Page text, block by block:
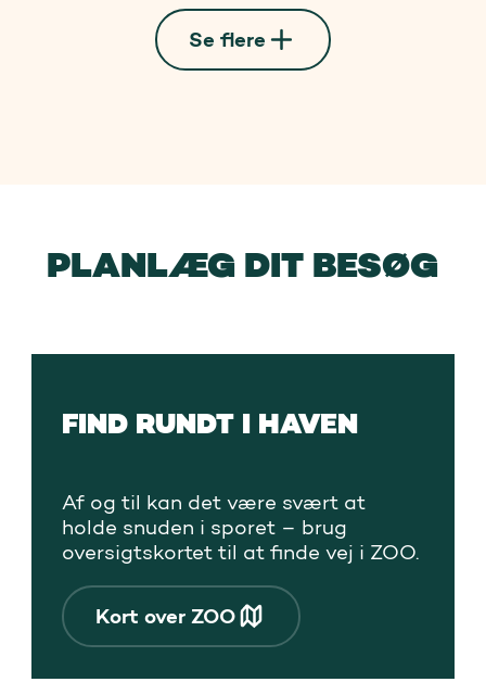
Se flere
PLANLÆG DIT BESØG
FIND RUNDT I HAVEN
Af og til kan det være svært at
holde snuden i sporet – brug
oversigtskortet til at finde vej i ZOO.
Kort over ZOO